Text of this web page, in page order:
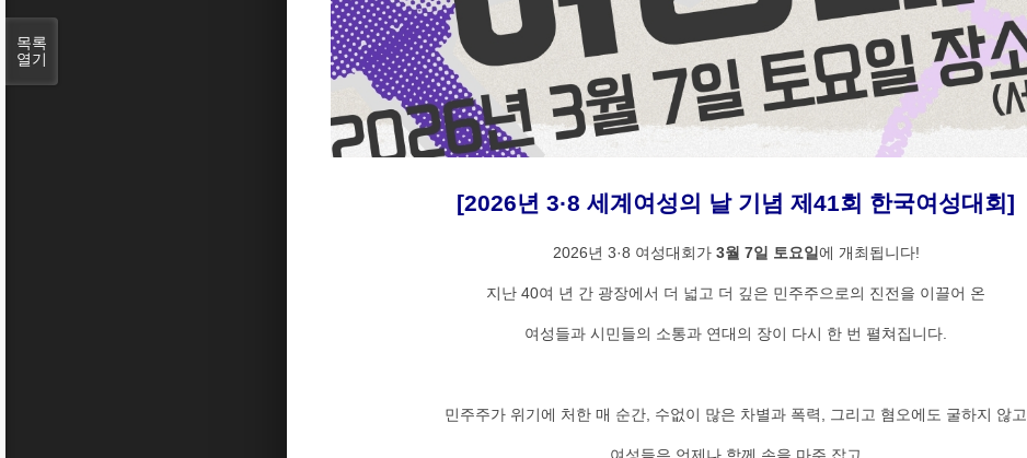
[2026년 3·8 세계여성의 날 기념 제41회 한국여성대회]
2026년 3·8 여성대회가 3월 7일 토요일에 개최됩니다!
지난 40여 년 간 광장에서 더 넓고 더 깊은 민주주으로의 진전을 이끌어 온
여성들과 시민들의 소통과 연대의 장이 다시 한 번 펼쳐집니다.
민주주가 위기에 처한 매 순간, 수없이 많은 차별과 폭력, 그리고 혐오에도 굴하지 않고
목록
열기